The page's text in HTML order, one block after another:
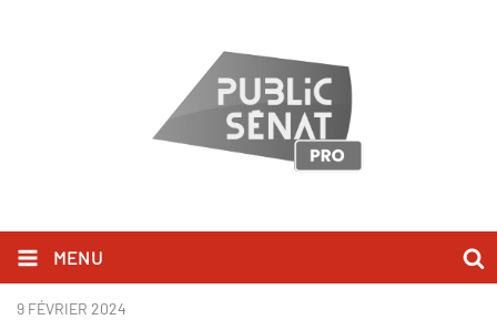
MENU
Moissons sanglantes (2).jpg
9 FÉVRIER 2024